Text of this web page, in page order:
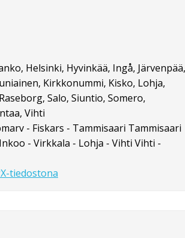
Helsinki, Hyvinkää, Ingå, Järvenpää,
Kirkkonummi, Kisko, Lohja,
Salo, Siuntio, Somero,
Vihti
- Fiskars - Tammisaari Tammisaari
- Virkkala - Lohja - Vihti Vihti -
tiedostona